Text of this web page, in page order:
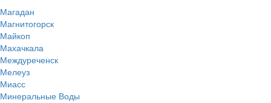
Магадан
Магнитогорск
Майкоп
Махачкала
Междуреченск
Мелеуз
Миасс
Минеральные Воды